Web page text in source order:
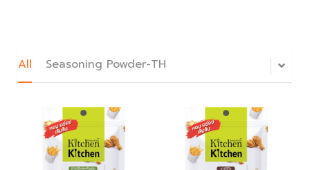
Custom R&D
Franchise
Meat Processing
Innovations
Let's Plant Meat
Pocket Chef
Hiring
PDPA
PDPA Staffs
Search
All Seasoning Powder-TH